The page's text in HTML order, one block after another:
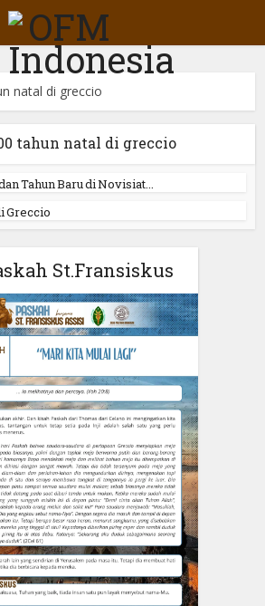
natal di greccio
tahun natal di greccio
Tahun Baru di Novisiat...
Greccio
St.Fransiskus